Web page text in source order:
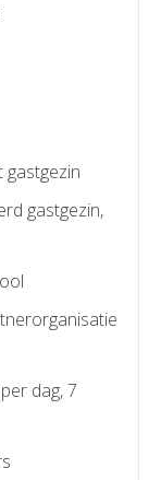
gastgezin,
dag, 7